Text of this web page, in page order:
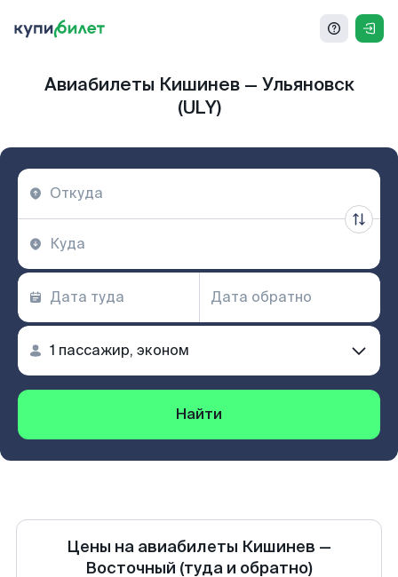
Авиабилеты Кишинев — Ульяновск
(ULY)
Найти
Цены на авиабилеты Кишинев —
Восточный (туда и обратно)